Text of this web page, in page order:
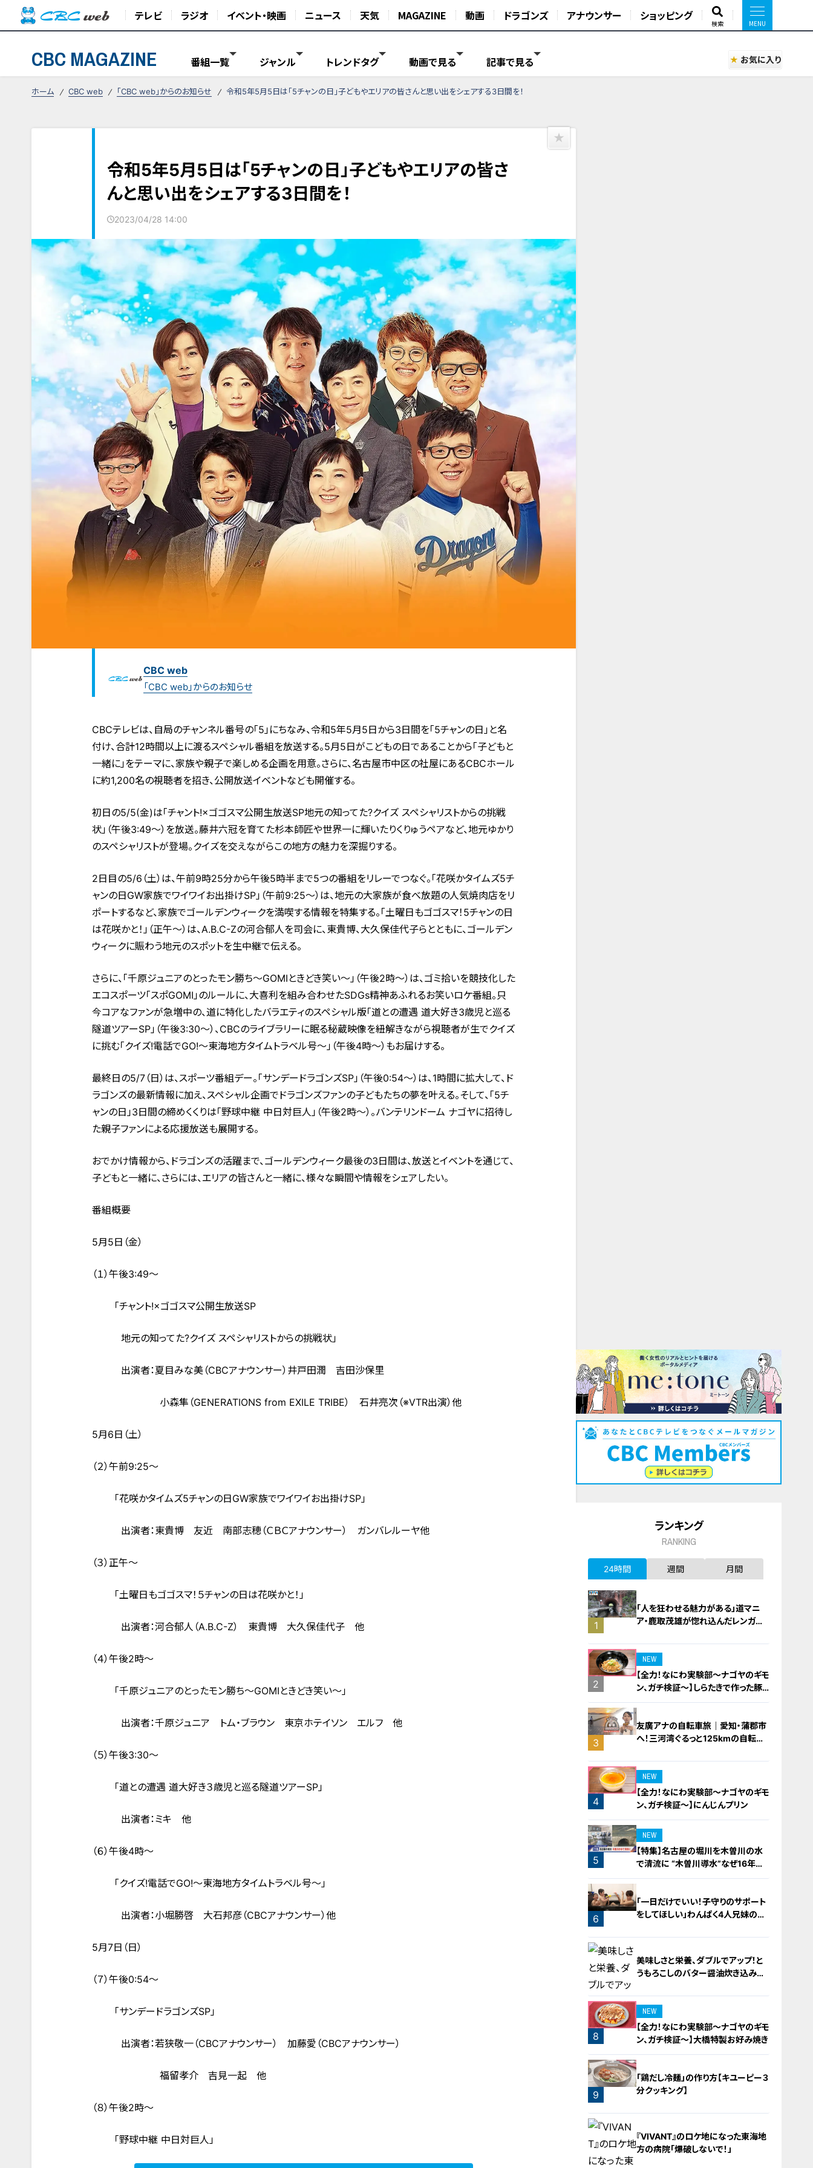
テレビ ラジオ イベント・映画 ニュース 天気 MAGAZINE 動画 ドラゴンズ アナウンサー ショッピング
検索
CBC MAGAZINE 番組一覧 ジャンル トレンドタグ 動画で見る 記事で見る お気に入り
ホーム CBC web 「CBC web」からのお知らせ 令和5年5月5日は「5チャンの日」子どもやエリアの皆さんと思い出をシェアする3日間を！
令和5年5月5日は「5チャンの日」子どもやエリアの皆さ
んと思い出をシェアする3日間を！
2023/04/28 14:00
CBC web
「CBC web」からのお知らせ
CBCテレビは、自局のチャンネル番号の「5」にちなみ、令和5年5月5日から3日間を「5チャンの日」と名
付け、合計12時間以上に渡るスペシャル番組を放送する。5月5日がこどもの日であることから「子どもと
一緒に」をテーマに、家族や親子で楽しめる企画を用意。さらに、名古屋市中区の社屋にあるCBCホール
に約1,200名の視聴者を招き、公開放送イベントなども開催する。
初日の5/5(金)は「チャント!×ゴゴスマ公開生放送SP地元の知ってた?クイズ スペシャリストからの挑戦
状」（午後3:49～）を放送。藤井六冠を育てた杉本師匠や世界一に輝いたりくりゅうペアなど、地元ゆかり
のスペシャリストが登場。クイズを交えながらこの地方の魅力を深掘りする。
2日目の5/6（土）は、午前9時25分から午後5時半まで5つの番組をリレーでつなぐ。「花咲かタイムズ5チ
ャンの日GW家族でワイワイお出掛けSP」（午前9:25～）は、地元の大家族が食べ放題の人気焼肉店をリ
ポートするなど、家族でゴールデンウィークを満喫する情報を特集する。「土曜日もゴゴスマ！5チャンの日
は花咲かと！」（正午～）は、A.B.C-Zの河合郁人を司会に、東貴博、大久保佳代子らとともに、ゴールデン
ウィークに賑わう地元のスポットを生中継で伝える。
さらに、「千原ジュニアのとったモン勝ち～GOMIときどき笑い～」（午後2時～）は、ゴミ拾いを競技化した
エコスポーツ「スポGOMI」のルールに、大喜利を組み合わせたSDGs精神あふれるお笑いロケ番組。只
今コアなファンが急増中の、道に特化したバラエティのスペシャル版「道との遭遇 道大好き3歳児と巡る
隧道ツアーSP」（午後3:30～）、CBCのライブラリーに眠る秘蔵映像を紐解きながら視聴者が生でクイズ
に挑む「クイズ!電話でGO!～東海地方タイムトラベル号～」（午後4時～）もお届けする。
最終日の5/7（日）は、スポーツ番組デー。「サンデードラゴンズSP」（午後0:54～）は、1時間に拡大して、ド
ラゴンズの最新情報に加え、スペシャル企画でドラゴンズファンの子どもたちの夢を叶える。そして、「5チ
ャンの日」3日間の締めくくりは「野球中継 中日対巨人」（午後2時～）。バンテリンドーム ナゴヤに招待し
た親子ファンによる応援放送も展開する。
おでかけ情報から、ドラゴンズの活躍まで、ゴールデンウィーク最後の3日間は、放送とイベントを通じて、
子どもと一緒に、さらには、エリアの皆さんと一緒に、様々な瞬間や情報をシェアしたい。
番組概要
5月5日（金）
（１）午後3:49～
「チャント!×ゴゴスマ公開生放送SP
地元の知ってた?クイズ スペシャリストからの挑戦状」
出演者：夏目みな美（CBCアナウンサー）井戸田潤 吉田沙保里
小森隼（GENERATIONS from EXILE TRIBE） 石井亮次（※VTR出演）他
5月6日（土）
（２）午前9:25～
「花咲かタイムズ5チャンの日GW家族でワイワイお出掛けSP」
出演者：東貴博 友近 南部志穂（ＣＢＣアナウンサー） ガンバレルーヤ他
（３）正午～
「土曜日もゴゴスマ！５チャンの日は花咲かと！」
出演者：河合郁人（A.B.C-Z） 東貴博 大久保佳代子 他
（４）午後2時～
「千原ジュニアのとったモン勝ち～GOMIときどき笑い～」
出演者：千原ジュニア トム・ブラウン 東京ホテイソン エルフ 他
（５）午後3:30～
「道との遭遇 道大好き３歳児と巡る隧道ツアーSP」
出演者：ミキ 他
（６）午後4時～
「クイズ!電話でGO!～東海地方タイムトラベル号～」
出演者：小堀勝啓 大石邦彦（CBCアナウンサー）他
5月7日（日）
（７）午後0:54～
「サンデードラゴンズSP」
出演者：若狭敬一（CBCアナウンサー） 加藤愛（CBCアナウンサー）
福留孝介 吉見一起 他
（８）午後2時～
「野球中継 中日対巨人」
ランキング
RANKING
24時間 週間 月間
1
「人を狂わせる魅力がある」道マニ
ア・鹿取茂雄が惚れ込んだレンガの
2
NEW
【全力！なにわ実験部～ナゴヤのギモ
ン、ガチ検証～】しらたきで作った豚
バラミンチの油そば
3
友廣アナの自転車旅｜愛知・蒲郡市
へ！三河湾ぐるっと125kmの自転車
4
NEW
【全力！なにわ実験部～ナゴヤのギモ
ン、ガチ検証～】にんじんプリン
5
NEW
【特集】名古屋の堀川を木曽川の水
で清流に “木曽川導水”なぜ16年ぶ
り？【newsX】
6
「一日だけでいい！子守りのサポート
をしてほしい」わんぱく4人兄妹の子
7
美味しさと栄養、ダブルでアップ！と
うもろこしのバター醤油炊き込みご
8
NEW
【全力！なにわ実験部～ナゴヤのギモ
ン、ガチ検証～】大橋特製お好み焼き
9
「鶏だし冷麺」の作り方【キユーピー３
分クッキング】
『VIVANT』のロケ地になった東海地
方の病院「爆破しないで！」